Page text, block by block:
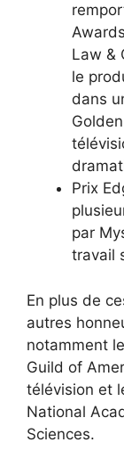
Law &
le
dans
Prix
par
travail
En plus de
autres
notamment
Guild of
télévision et
National
Sciences.